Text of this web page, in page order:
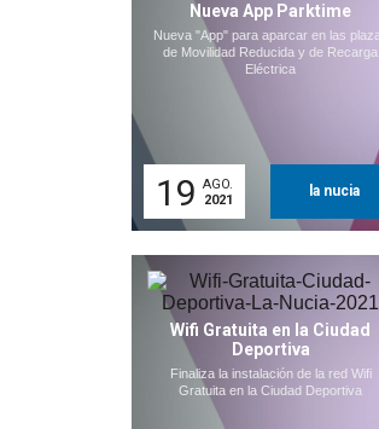
Nueva App Parktime
Nueva "App" para aparcar en las
de Movilidad Reducida y de Recarga
Eléctrica
19 AGO.
2021
la nucia
Wifi Gratuita en la Ciudad
Deportiva
Finaliza la instalación de la red Wifi
Gratuita en la Ciudad Deportiva